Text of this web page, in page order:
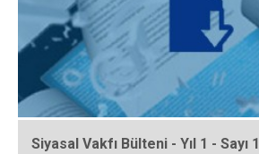
Siyasal Vakfı Bülteni - Yıl 1 - Sayı 1